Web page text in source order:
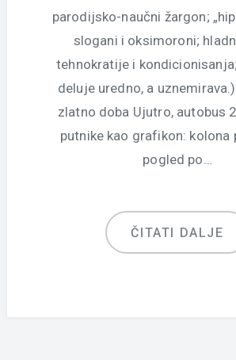
parodijsko-naučni žargon;
slogani i oksimoroni;
tehnokratije i
deluje uredno, a
zlatno doba Ujutro, autobus
putnike kao grafikon: kolona
pogled po…
ČITATI DALJE